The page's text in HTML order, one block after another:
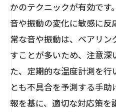
かのテクニックが有効です
音や振動の変化に敏感に
常な音や振動は、ベアリ
すことが多いため、注意深
た、定期的な温度計測を
とも不具合を予測する手
報を基に、適切な対応策を